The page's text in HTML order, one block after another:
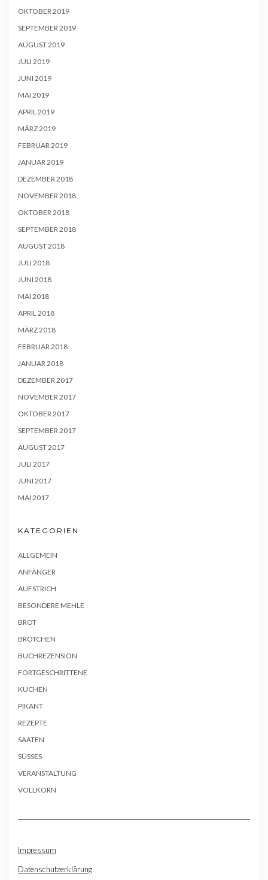
OKTOBER 2019
SEPTEMBER 2019
AUGUST 2019
JULI 2019
JUNI 2019
MAI 2019
APRIL 2019
MÄRZ 2019
FEBRUAR 2019
JANUAR 2019
DEZEMBER 2018
NOVEMBER 2018
OKTOBER 2018
SEPTEMBER 2018
AUGUST 2018
JULI 2018
JUNI 2018
MAI 2018
APRIL 2018
MÄRZ 2018
FEBRUAR 2018
JANUAR 2018
DEZEMBER 2017
NOVEMBER 2017
OKTOBER 2017
SEPTEMBER 2017
AUGUST 2017
JULI 2017
JUNI 2017
MAI 2017
KATEGORIEN
ALLGEMEIN
ANFÄNGER
AUFSTRICH
BESONDERE MEHLE
BROT
BRÖTCHEN
BUCHREZENSION
FORTGESCHRITTENE
KUCHEN
PIKANT
REZEPTE
SAATEN
SÜSSES
VERANSTALTUNG
VOLLKORN
Impressum
Datenschutzerklärung